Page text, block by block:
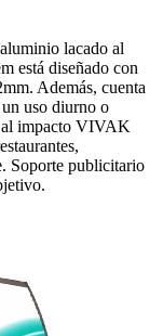
lacado al
está diseñado con
Además, cuenta
uso diurno o
al impacto VIVAK
Soporte publicitario